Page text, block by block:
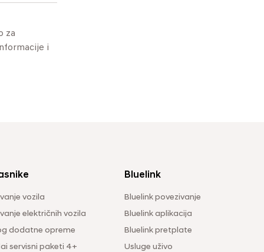
za
i
vozila
električnih vozila
dodatne opreme
servisni paketi 4+
Bluelink
Bluelink povezivanje
Bluelink aplikacija
Bluelink pretplate
Usluge uživo